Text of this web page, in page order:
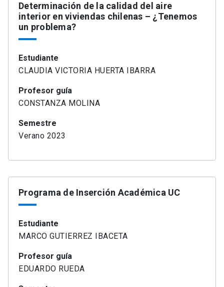
Determinación de la calidad del aire
interior en viviendas chilenas – ¿Tenemos
un problema?
Estudiante
CLAUDIA VICTORIA HUERTA IBARRA
Profesor guía
CONSTANZA MOLINA
Semestre
Verano 2023
Programa de Inserción Académica UC
Estudiante
MARCO GUTIERREZ IBACETA
Profesor guía
EDUARDO RUEDA